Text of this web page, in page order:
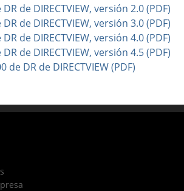
de DIRECTVIEW, versión 2.0 (PDF)
de DIRECTVIEW, versión 3.0 (PDF)
de DIRECTVIEW, versión 4.0 (PDF)
de DIRECTVIEW, versión 4.5 (PDF)
de DR de DIRECTVIEW (PDF)